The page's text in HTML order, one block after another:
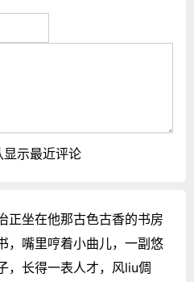
显示最近评论
正坐在他那古色古香的书房
，嘴里哼着小曲儿，一副悠
，长得一表人才，风liu倜